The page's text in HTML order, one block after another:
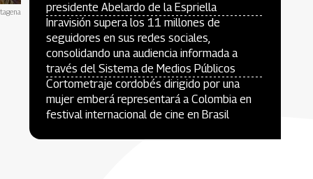
presidente Abelardo de la Espriella
Inravisión supera los 11 millones de
seguidores en sus redes sociales,
consolidando una audiencia informada a
través del Sistema de Medios Públicos
Cortometraje cordobés dirigido por una
mujer emberá representará a Colombia en
festival internacional de cine en Brasil